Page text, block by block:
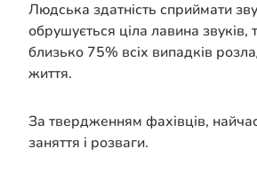
Людська здатність сприймати
обрушується ціла лавина
близько 75% всіх випадків
життя.
За твердженням фахівців,
заняття і розваги.